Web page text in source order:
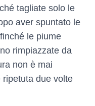
tagliate solo le
aver spuntato le
le piume
rimpiazzate da
non è mai
due volte